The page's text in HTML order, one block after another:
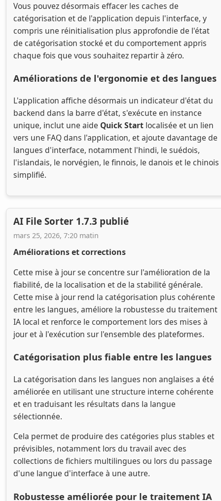
Vous pouvez désormais effacer les caches de
catégorisation et de l'application depuis l'interface, y
compris une réinitialisation plus approfondie de l'état
de catégorisation stocké et du comportement appris
chaque fois que vous souhaitez repartir à zéro.
Améliorations de l'ergonomie et des langues
L'application affiche désormais un indicateur d'état du
backend dans la barre d'état, s'exécute en instance
unique, inclut une aide Quick Start localisée et un lien
vers une FAQ dans l'application, et ajoute davantage de
langues d'interface, notamment l'hindi, le suédois,
l'islandais, le norvégien, le finnois, le danois et le chinois
simplifié.
AI File Sorter 1.7.3 publié
mars 25, 2026, 7:20 matin
Améliorations et corrections
Cette mise à jour se concentre sur l'amélioration de la
fiabilité, de la localisation et de la stabilité générale.
Cette mise à jour rend la catégorisation plus cohérente
entre les langues, améliore la robustesse du traitement
IA local et renforce le comportement lors des mises à
jour et à l'exécution sur l'ensemble des plateformes.
Catégorisation plus fiable entre les langues
La catégorisation dans les langues non anglaises a été
améliorée en utilisant une structure interne cohérente
et en traduisant les résultats dans la langue
sélectionnée.
Cela permet de produire des catégories plus stables et
prévisibles, notamment lors du travail avec des
collections de fichiers multilingues ou lors du passage
d'une langue d'interface à une autre.
Robustesse améliorée pour le traitement IA